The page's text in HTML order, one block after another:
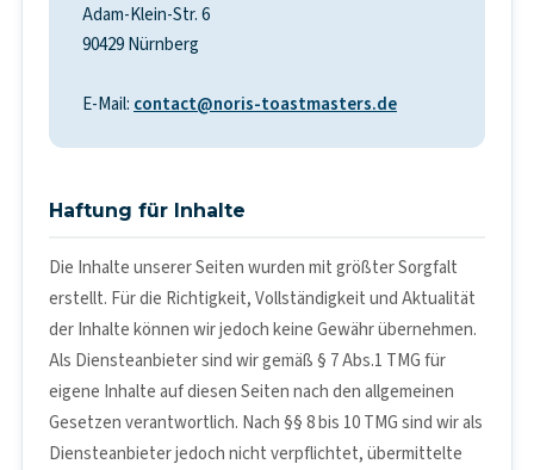
Adam-Klein-Str. 6
90429 Nürnberg
E-Mail: contact@noris-toastmasters.de
Haftung für Inhalte
Die Inhalte unserer Seiten wurden mit größter Sorgfalt
erstellt. Für die Richtigkeit, Vollständigkeit und Aktualität
der Inhalte können wir jedoch keine Gewähr übernehmen.
Als Diensteanbieter sind wir gemäß § 7 Abs.1 TMG für
eigene Inhalte auf diesen Seiten nach den allgemeinen
Gesetzen verantwortlich. Nach §§ 8 bis 10 TMG sind wir als
Diensteanbieter jedoch nicht verpflichtet, übermittelte